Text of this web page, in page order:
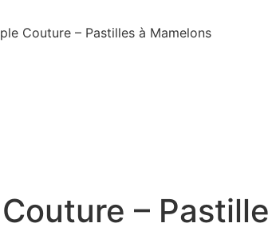
Couture – Pastilles à Mamelons
–